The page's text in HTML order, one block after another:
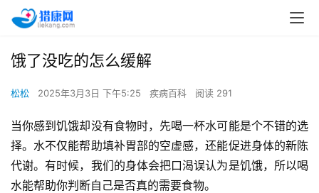
饿了没吃的怎么缓解
松松 2025年3月3日 下午5:25 疾病百科 阅读 291
当你感到饥饿却没有食物时，先喝一杯水可能是个不错的选
择。水不仅能帮助填补胃部的空虚感，还能促进身体的新陈
代谢。有时候，我们的身体会把口渴误认为是饥饿，所以喝
水能帮助你判断自己是否真的需要食物。